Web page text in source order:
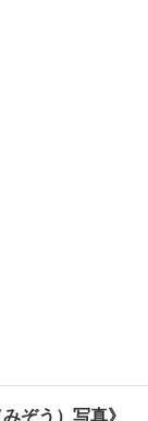
ぞう）写真》